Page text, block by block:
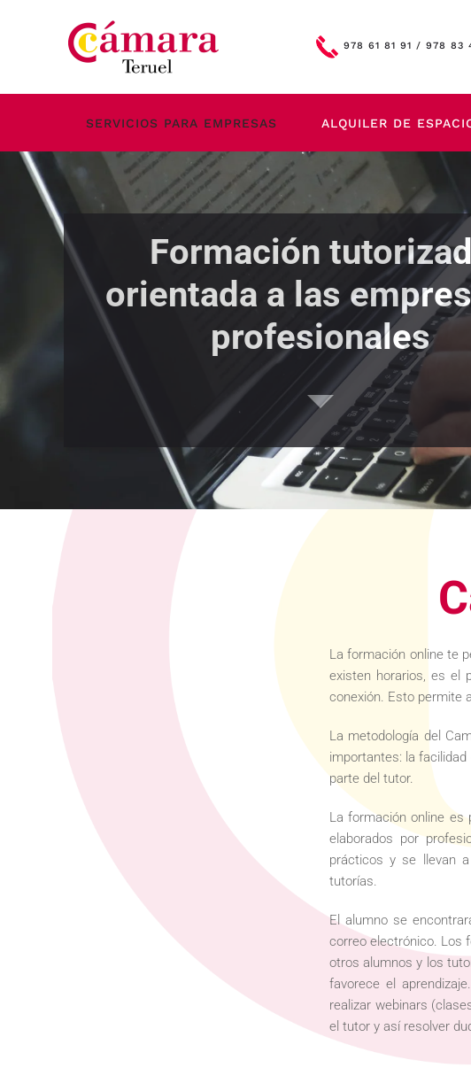
Skip to main content 978 61 81 91 / 978 83
SERVICIOS PARA EMPRESAS ALQUILER DE
Formación
orientada a las
profesionales
La formación online te
existen horarios, es el
conexión. Esto permite
La metodología del
importantes: la
parte del tutor.
La formación online es
elaborados por
prácticos y se llevan
tutorías.
El alumno se
correo electrónico. Los
otros alumnos y los
favorece el
realizar webinars
el tutor y así resolver